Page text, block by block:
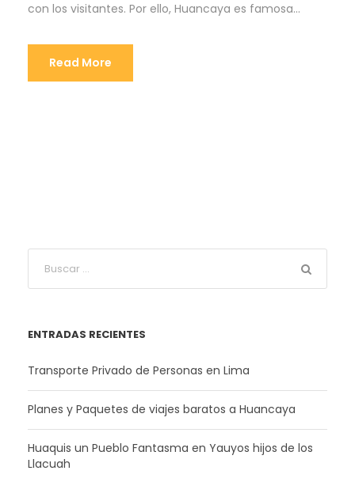
con los visitantes. Por ello, Huancaya es famosa...
Read More
ENTRADAS RECIENTES
Transporte Privado de Personas en Lima
Planes y Paquetes de viajes baratos a Huancaya
Huaquis un Pueblo Fantasma en Yauyos hijos de los
Llacuah